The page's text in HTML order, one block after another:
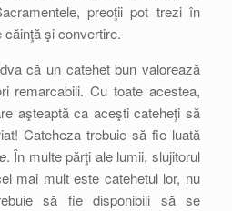
preoţii pot trezi în
şi convertire.
că un catehet bun valorează
remarcabili. Cu toate acestea,
aşteaptă ca aceşti cateheţi să
Cateheza trebuie să fie luată
. În multe părţi ale lumii, slujitorul
mai mult este catehetul lor, nu
să fie disponibili să se